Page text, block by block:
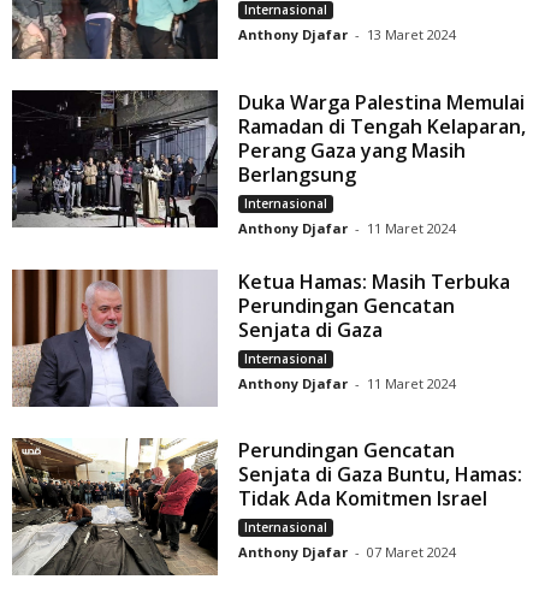
Internasional
Anthony Djafar - 13 Maret 2024
Duka Warga Palestina Memulai
Ramadan di Tengah Kelaparan,
Perang Gaza yang Masih
Berlangsung
Internasional
Anthony Djafar - 11 Maret 2024
Ketua Hamas: Masih Terbuka
Perundingan Gencatan
Senjata di Gaza
Internasional
Anthony Djafar - 11 Maret 2024
Perundingan Gencatan
Senjata di Gaza Buntu, Hamas:
Tidak Ada Komitmen Israel
Internasional
Anthony Djafar - 07 Maret 2024